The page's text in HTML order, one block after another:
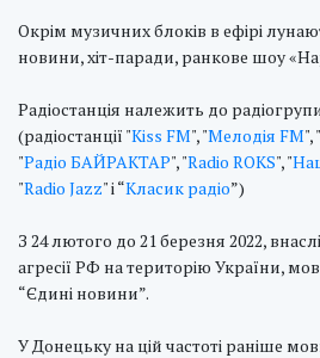
Окрім музичних блоків в ефірі
новини, хіт-паради, ранкове шоу
Радіостанція належить до
(радіостанції "Kiss FM", "Мелодія FM", "
"Радіо БАЙРАКТАР", "Radio ROKS", "
"Radio Jazz" і “Класик радіо”)
З 24 лютого до 21 березня 2022,
агресії РФ на територію України,
“Єдині новини”.
У Донецьку на цій частоті раніше